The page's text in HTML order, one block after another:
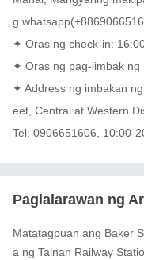
g
✦ Oras ng check-in:
✦ Oras ng pag-iimbak ng
✦ Address ng imbakan
eet, Central at Western
Tel: 0906651606, 10:00-
Paglalarawan ng
Matatagpuan ang Baker
a ng Tainan Railway